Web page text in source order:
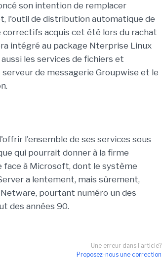
son intention de remplacer
l'outil de distribution automatique de
acquis cet été lors du rachat
intégré au package Nterprise Linux
les services de fichiers et
de messagerie Groupwise et le
l'ensemble de ses services sous
qui pourrait donner à la firme
face à Microsoft, dont le système
a lentement, mais sûrement,
pourtant numéro un des
des années 90.
Une erreur dans l'article?
Proposez-nous une correction